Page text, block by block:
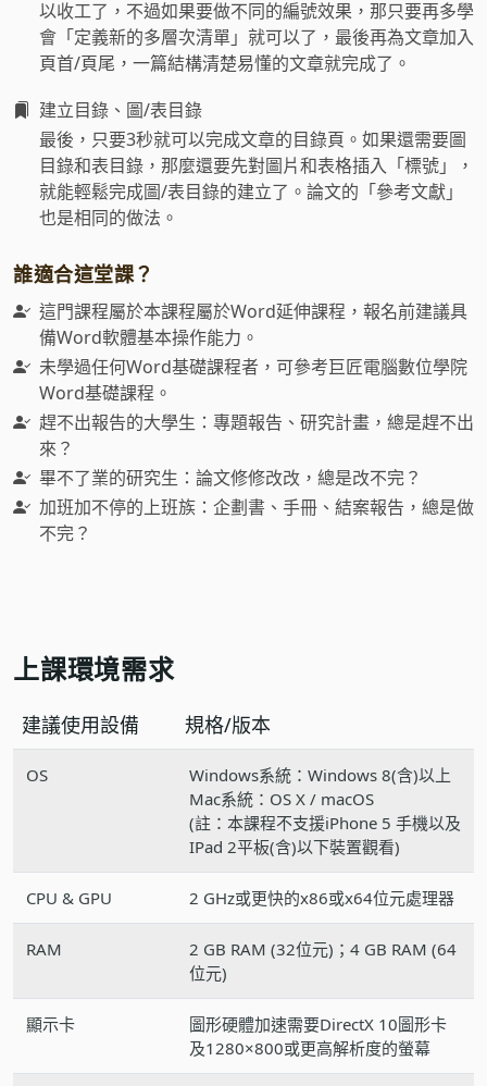
以收工了，不過如果要做不同的編號效果，那只要再多學
會「定義新的多層次清單」就可以了，最後再為文章加入
頁首/頁尾，一篇結構清楚易懂的文章就完成了。
建立目錄、圖/表目錄
最後，只要3秒就可以完成文章的目錄頁。如果還需要圖
目錄和表目錄，那麼還要先對圖片和表格插入「標號」，
就能輕鬆完成圖/表目錄的建立了。論文的「參考文獻」
也是相同的做法。
誰適合這堂課？
這門課程屬於本課程屬於Word延伸課程，報名前建議具
備Word軟體基本操作能力。
未學過任何Word基礎課程者，可參考巨匠電腦數位學院
Word基礎課程。
趕不出報告的大學生：專題報告、研究計畫，總是趕不出
來？
畢不了業的研究生：論文修修改改，總是改不完？
加班加不停的上班族：企劃書、手冊、結案報告，總是做
不完？
上課環境需求
建議使用設備 規格/版本
OS
Windows系統：Windows 8(含)以上
Mac系統：OS X / macOS
(註：本課程不支援iPhone 5 手機以及
IPad 2平板(含)以下裝置觀看)
CPU & GPU 2 GHz或更快的x86或x64位元處理器
RAM
2 GB RAM (32位元)；4 GB RAM (64
位元)
顯示卡
圖形硬體加速需要DirectX 10圖形卡
及1280×800或更高解析度的螢幕